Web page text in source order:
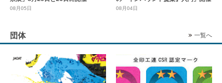
08月05日 08月04日
団体 一覧へ